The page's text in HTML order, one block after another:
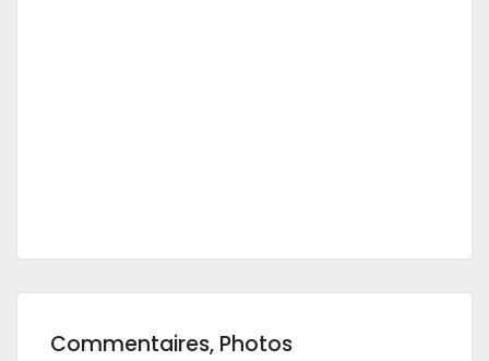
Commentaires, Photos